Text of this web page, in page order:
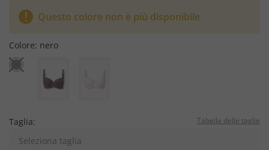
Questo colore non è più disponibile
Colore: nero
Taglia: Tabella delle taglie
Seleziona taglia